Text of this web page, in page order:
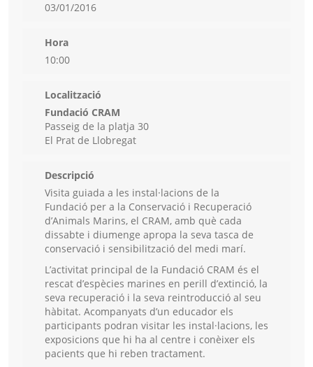
03/01/2016
Hora
10:00
Localització
Fundació CRAM
Passeig de la platja 30
El Prat de Llobregat
Descripció
Visita guiada a les instal·lacions de la
Fundació per a la Conservació i Recuperació
d’Animals Marins, el CRAM, amb què cada
dissabte i diumenge apropa la seva tasca de
conservació i sensibilització del medi marí.
L’activitat principal de la Fundació CRAM és el
rescat d’espècies marines en perill d’extinció, la
seva recuperació i la seva reintroducció al seu
hàbitat. Acompanyats d’un educador els
participants podran visitar les instal·lacions, les
exposicions que hi ha al centre i conèixer els
pacients que hi reben tractament.